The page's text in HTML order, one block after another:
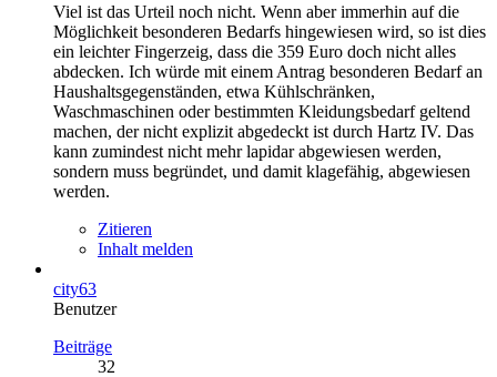
Viel ist das Urteil noch nicht. Wenn aber immerhin auf die
Möglichkeit besonderen Bedarfs hingewiesen wird, so ist dies
ein leichter Fingerzeig, dass die 359 Euro doch nicht alles
abdecken. Ich würde mit einem Antrag besonderen Bedarf an
Haushaltsgegenständen, etwa Kühlschränken,
Waschmaschinen oder bestimmten Kleidungsbedarf geltend
machen, der nicht explizit abgedeckt ist durch Hartz IV. Das
kann zumindest nicht mehr lapidar abgewiesen werden,
sondern muss begründet, und damit klagefähig, abgewiesen
werden.
Zitieren
Inhalt melden
city63
Benutzer
Beiträge
32